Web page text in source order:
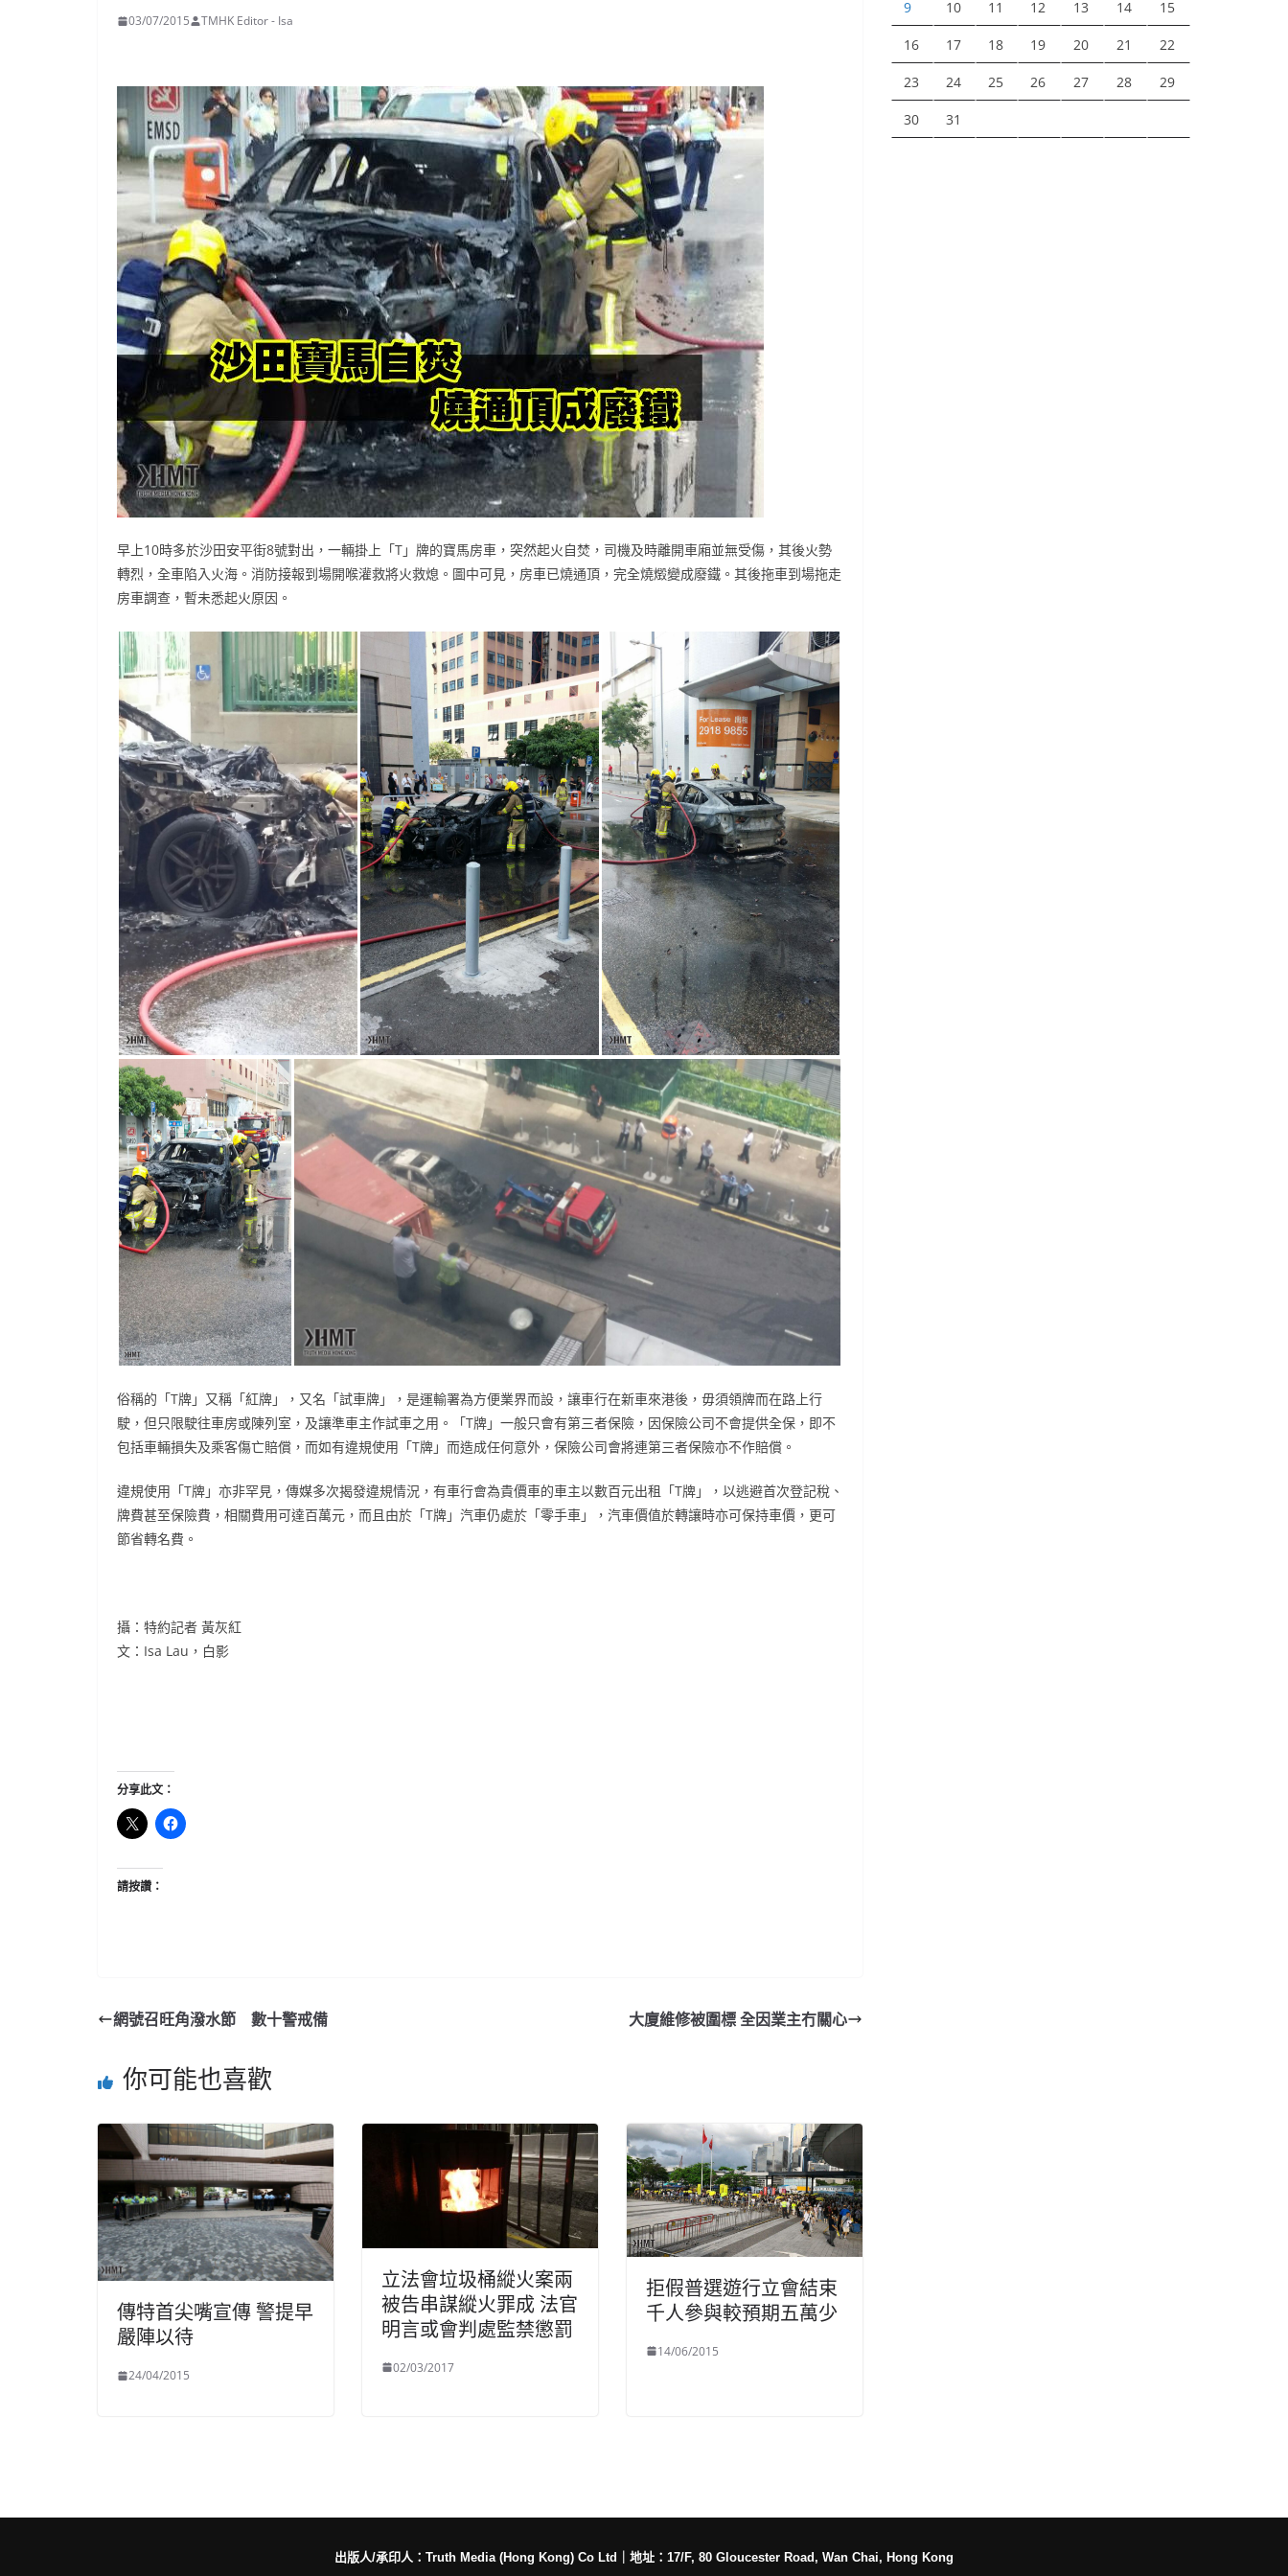
03/07/2015 TMHK Editor - Isa
早上10時多於沙田安平街8號對出，一輛掛上「T」牌的寶馬房車，突然起火自焚，司機及時離開車廂並無受傷，其後火勢
轉烈，全車陷入火海。消防接報到場開喉灌救將火救熄。圖中可見，房車已燒通頂，完全燒燬變成廢鐵。其後拖車到場拖走
房車調查，暫未悉起火原因。
俗稱的「T牌」又稱「紅牌」，又名「試車牌」，是運輸署為方便業界而設，讓車行在新車來港後，毋須領牌而在路上行
駛，但只限駛往車房或陳列室，及讓準車主作試車之用。「T牌」一般只會有第三者保險，因保險公司不會提供全保，即不
包括車輛損失及乘客傷亡賠償，而如有違規使用「T牌」而造成任何意外，保險公司會將連第三者保險亦不作賠償。
違規使用「T牌」亦非罕見，傳媒多次揭發違規情況，有車行會為貴價車的車主以數百元出租「T牌」，以逃避首次登記稅、
牌費甚至保險費，相關費用可達百萬元，而且由於「T牌」汽車仍處於「零手車」，汽車價值於轉讓時亦可保持車價，更可
節省轉名費。
攝：特約記者 黃灰紅
文：Isa Lau，白影
分享此文：
請按讚：
網號召旺角潑水節 數十警戒備 大廈維修被圍標 全因業主冇關心
你可能也喜歡
傳特首尖嘴宣傳 警提早
嚴陣以待
24/04/2015
立法會垃圾桶縱火案兩
被告串謀縱火罪成 法官
明言或會判處監禁懲罰
02/03/2017
拒假普選遊行立會結束
千人參與較預期五萬少
14/06/2015
9 10 11 12 13 14 15
16 17 18 19 20 21 22
23 24 25 26 27 28 29
30 31
出版人/承印人：Truth Media (Hong Kong) Co Ltd 地址：17/F, 80 Gloucester Road, Wan Chai, Hong Kong